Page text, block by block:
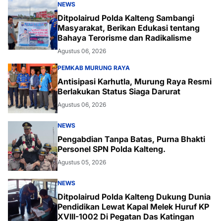
NEWS
Ditpolairud Polda Kalteng Sambangi
Masyarakat, Berikan Edukasi tentang
Bahaya Terorisme dan Radikalisme
Agustus 06, 2026
PEMKAB MURUNG RAYA
Antisipasi Karhutla, Murung Raya Resmi
Berlakukan Status Siaga Darurat
Agustus 06, 2026
NEWS
Pengabdian Tanpa Batas, Purna Bhakti
Personel SPN Polda Kalteng.
Agustus 05, 2026
NEWS
Ditpolairud Polda Kalteng Dukung Dunia
Pendidikan Lewat Kapal Melek Huruf KP
XVIII-1002 Di Pegatan Das Katingan